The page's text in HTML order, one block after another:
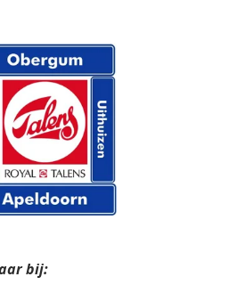
bij: